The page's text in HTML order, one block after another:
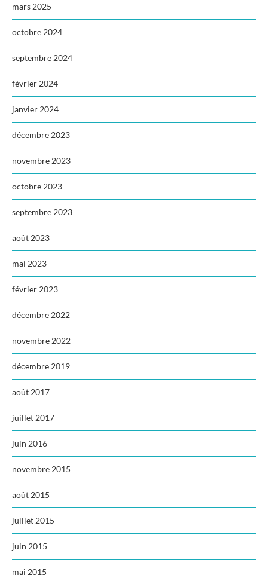
mars 2025
octobre 2024
septembre 2024
février 2024
janvier 2024
décembre 2023
novembre 2023
octobre 2023
septembre 2023
août 2023
mai 2023
février 2023
décembre 2022
novembre 2022
décembre 2019
août 2017
juillet 2017
juin 2016
novembre 2015
août 2015
juillet 2015
juin 2015
mai 2015